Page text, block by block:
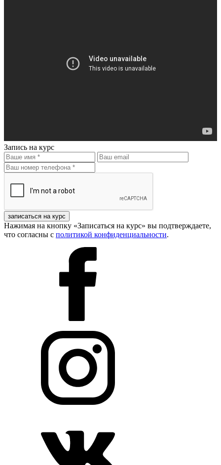
Запись на курс
записаться на курс
Нажимая на кнопку «Записаться на курс» вы подтверждаете,
что согласны с политикой конфиденциальности.